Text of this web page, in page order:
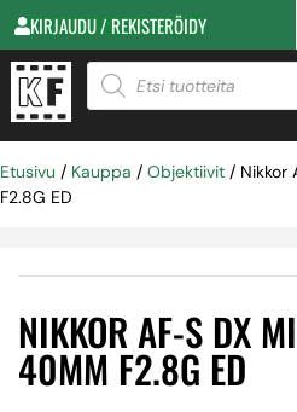
KIRJAUDU / REKISTERÖIDY
Etusivu / Kauppa / Objektiivit / Nikkor
F2.8G ED
NIKKOR AF-S DX
40MM F2.8G ED